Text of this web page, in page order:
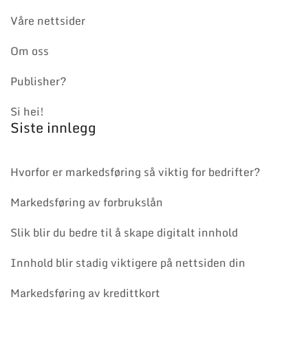
Våre nettsider
Om oss
Publisher?
Si hei!
Siste innlegg
Hvorfor er markedsføring så viktig for bedrifter?
Markedsføring av forbrukslån
Slik blir du bedre til å skape digitalt innhold
Innhold blir stadig viktigere på nettsiden din
Markedsføring av kredittkort